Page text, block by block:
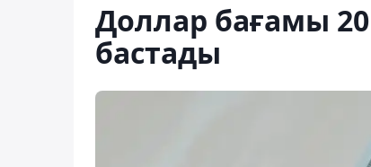
Доллар бағамы
бастады